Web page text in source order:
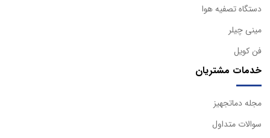
دستگاه تصفيه هوا
مینی چیلر
فن کویل
خدمات مشتریان
مجله دماتجهیز
سوالات متداول